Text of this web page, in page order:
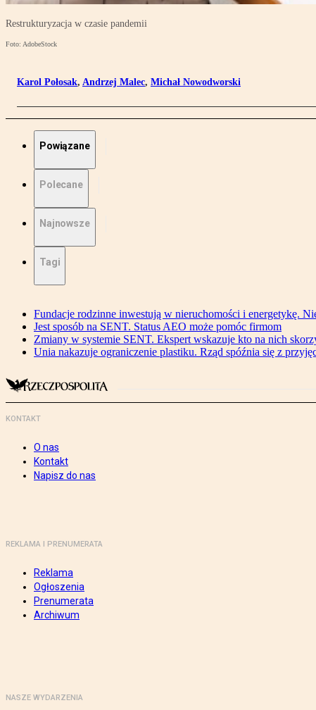
Restrukturyzacja w czasie pandemii
Foto: AdobeStock
Karol Połosak, Andrzej Malec, Michał Nowodworski
Powiązane
Polecane
Najnowsze
Tagi
Fundacje rodzinne inwestują w nieruchomości i energetykę.
Jest sposób na SENT. Status AEO może pomóc firmom
Zmiany w systemie SENT. Ekspert wskazuje kto na nich
Unia nakazuje ograniczenie plastiku. Rząd spóźnia się z
KONTAKT
O nas
Kontakt
Napisz do nas
REKLAMA I PRENUMERATA
Reklama
Ogłoszenia
Prenumerata
Archiwum
NASZE WYDARZENIA